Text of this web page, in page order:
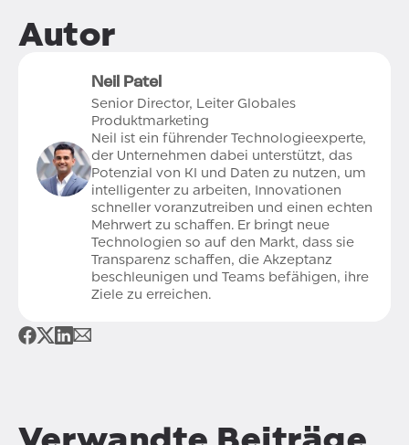
Autor
Neil Patel
Senior Director, Leiter Globales
Produktmarketing
Neil ist ein führender Technologieexperte,
der Unternehmen dabei unterstützt, das
Potenzial von KI und Daten zu nutzen, um
intelligenter zu arbeiten, Innovationen
schneller voranzutreiben und einen echten
Mehrwert zu schaffen. Er bringt neue
Technologien so auf den Markt, dass sie
Transparenz schaffen, die Akzeptanz
beschleunigen und Teams befähigen, ihre
Ziele zu erreichen.